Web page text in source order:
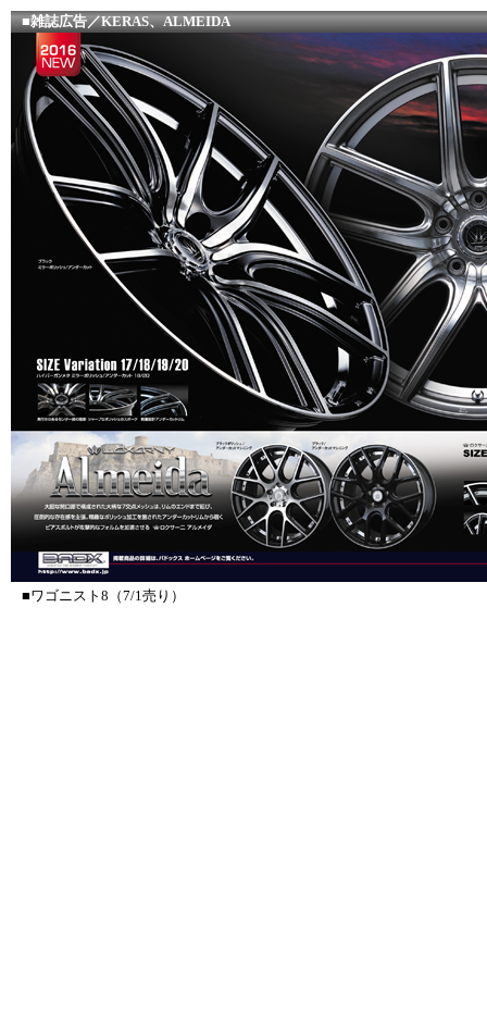
■雑誌広告／KERAS、ALMEIDA
■ワゴニスト8（7/1売り）